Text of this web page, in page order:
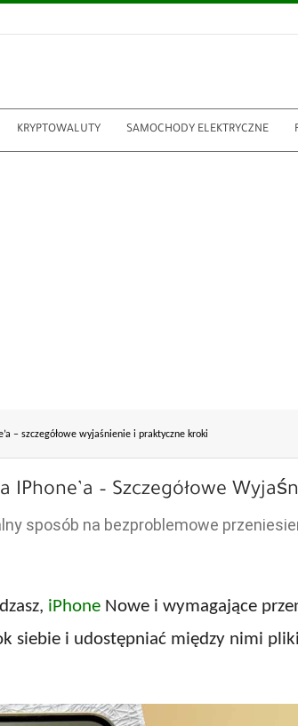
KRYPTOWALUTY SAMOCHODY ELEKTRYCZNE
– szczegółowe wyjaśnienie i praktyczne kroki
IPhone’a – Szczegółowe
sposób na bezproblemowe
iPhone Nowe i wymagające
siebie i udostępniać między nimi